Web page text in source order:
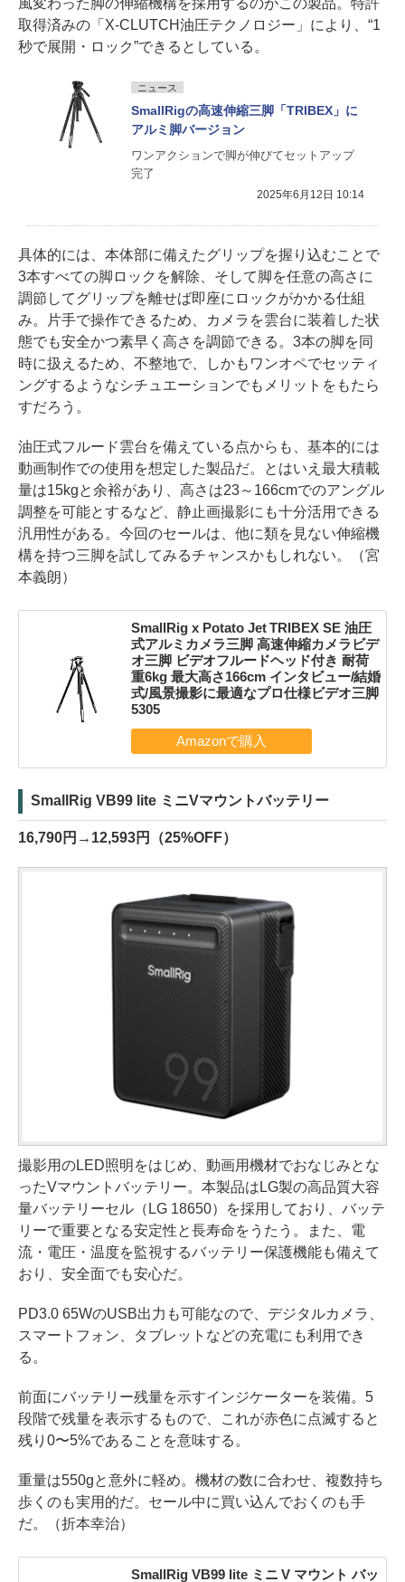
取得済みの「X-CLUTCH油圧テクノロジー」により、“1
秒で展開・ロック”できるとしている。
ニュース
SmallRigの高速伸縮三脚「TRIBEX」に
アルミ脚バージョン
ワンアクションで脚が伸びてセットアップ
完了
2025年6月12日 10:14
具体的には、本体部に備えたグリップを握り込むことで
3本すべての脚ロックを解除、そして脚を任意の高さに
調節してグリップを離せば即座にロックがかかる仕組
み。片手で操作できるため、カメラを雲台に装着した状
態でも安全かつ素早く高さを調節できる。3本の脚を同
時に扱えるため、不整地で、しかもワンオペでセッティ
ングするようなシチュエーションでもメリットをもたら
すだろう。
油圧式フルード雲台を備えている点からも、基本的には
動画制作での使用を想定した製品だ。とはいえ最大積載
量は15kgと余裕があり、高さは23～166cmでのアングル
調整を可能とするなど、静止画撮影にも十分活用できる
汎用性がある。今回のセールは、他に類を見ない伸縮機
構を持つ三脚を試してみるチャンスかもしれない。（宮
本義朗）
SmallRig x Potato Jet TRIBEX SE 油圧
式アルミカメラ三脚 高速伸縮カメラビデ
オ三脚 ビデオフルードヘッド付き 耐荷
重6kg 最大高さ166cm インタビュー/結婚
式/風景撮影に最適なプロ仕様ビデオ三脚
5305
SmallRig VB99 lite ミニVマウントバッテリー
16,790円→12,593円（25%OFF）
撮影用のLED照明をはじめ、動画用機材でおなじみとな
ったVマウントバッテリー。本製品はLG製の高品質大容
量バッテリーセル（LG 18650）を採用しており、バッテ
リーで重要となる安定性と長寿命をうたう。また、電
流・電圧・温度を監視するバッテリー保護機能も備えて
おり、安全面でも安心だ。
PD3.0 65WのUSB出力も可能なので、デジタルカメラ、
スマートフォン、タブレットなどの充電にも利用でき
る。
前面にバッテリー残量を示すインジケーターを装備。5
段階で残量を表示するもので、これが赤色に点滅すると
残り0〜5%であることを意味する。
重量は550gと意外に軽め。機材の数に合わせ、複数持ち
歩くのも実用的だ。セール中に買い込んでおくのも手
だ。（折本幸治）
SmallRig VB99 lite ミニ V マウント バッ